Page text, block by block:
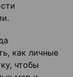
как личные
чтобы